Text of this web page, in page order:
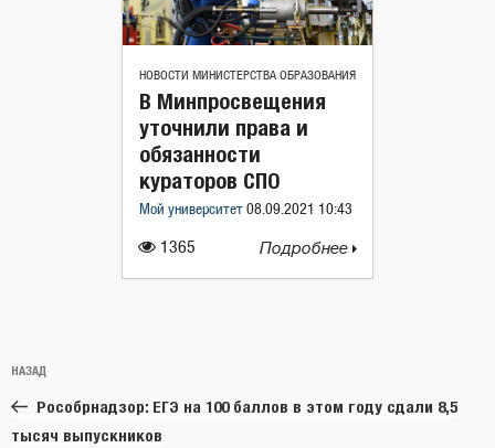
НОВОСТИ МИНИСТЕРСТВА ОБРАЗОВАНИЯ
1365
В Минпросвещения
уточнили права и
обязанности
кураторов СПО
Мой университет 08.09.2021 10:43
Подробнее
по
записям
Предыдущая
запись:
НАЗАД
Рособрнадзор: ЕГЭ на 100 баллов в этом году сдали 8,5
тысяч выпускников